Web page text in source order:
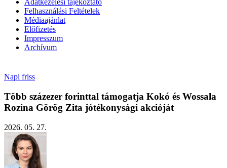
Adatkezelési tájékoztató
Felhasználási Feltételek
Médiaajánlat
Előfizetés
Impresszum
Archívum
Napi friss
Több százezer forinttal támogatja Kokó és Wossala
Rozina Görög Zita jótékonysági akcióját
2026. 05. 27.